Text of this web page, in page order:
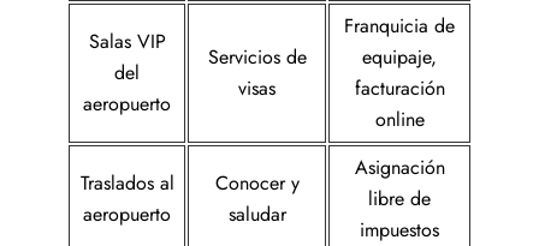
Salas VIP
del
aeropuerto
Servicios de
visas
Franquicia de
equipaje,
facturación
online
Traslados al
aeropuerto
Conocer y
saludar
Asignación
libre de
impuestos